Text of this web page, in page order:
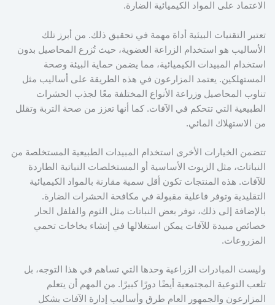
الاعتماد على المواد الكيميائية الضارة.
تعتبر التقنيات البيئية أداة مهمة في تحقيق ذلك. من أبرز تلك
الأساليب هو استخدام الزراعة العضوية، حيث تُزرع المحاصيل بدون
استخدام المبيدات الكيميائية، مما يضمن حماية البيئة وصحة
المستهلكين. يعتمد المزارعون في هذه الطريقة على أساليب مثل
تناوب المحاصيل وزراعة الأنواع المختلفة معًا لجذب الحشرات
الطبيعية التي تتحكم في الآفات. كما أنها تعزز من صحة التربة وتقلل
من الاستهلاك المائي.
تتضمن الخيارات الأخرى استخدام المبيدات الطبيعية المستخلصة من
النباتات، مثل الزيوت الأساسية أو المستخلصات النباتية الطاردة
للآفات. هذه المنتجات تكون أقل سمية مقارنة بالمواد الكيميائية
التقليدية وتوفر فاعلية مقبولة في مكافحة الحشرات الضارة.
بالإضافة إلى ذلك، توفر بعض النباتات مثل الثوم والفلفل الحار
خصائص مبيدة للآفات يمكن استغلالها في إنشاء بخاخات تحمي
المزروعات.
وليست المبادرات الزراعية وحدها التي تساهم في هذا التوجه، بل
تلعب التوعية المجتمعية أيضًا دورًا كبيرًا. من المهم أن يتعلم
المزارعون والجمهور العام طرق وأساليب إدارة الآفات بشكل